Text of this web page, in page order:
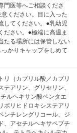
門医等へご相談くださ
ください。目に入った
してください。●乳幼児
ださい。●極端に高温ま
たる場所には保管しない
かりキャップをしめて
リ（カプリル酸／カプリ
アリン、グリセリン、
ルヘキサン酸ペンタエ
ポリヒドロキシステアリ
ンチレングリコール、ジ
、アセチルヘキサペプチ